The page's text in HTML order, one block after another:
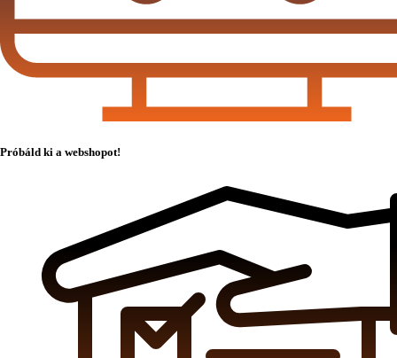
Próbáld ki a webshopot!